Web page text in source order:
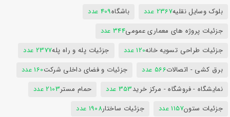
بلوک وسایل نقلیه2367 عدد باشگاه409 عدد
جزئیات پروژه های معماری عمومی344 عدد
جزئیات طراحی تسویه خانه120 عدد جزئیات پله و راه پله2377 عدد
برق کشی - اتصالات566 عدد جزئیات و فضای داخلی شرکت160 عدد
نمایشگاه - فروشگاه - مرکز خرید353 عدد حمام مستر2103 عدد
جزئیات ستون1157 عدد جزئیات ساختار1908 عدد